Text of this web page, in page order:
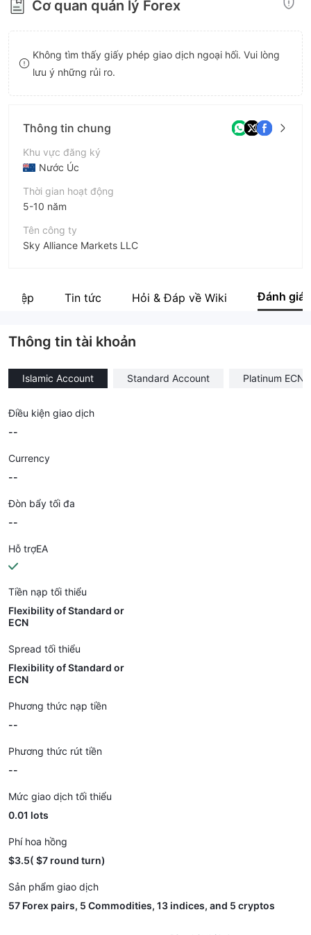
8
9
99
Cơ quan quản lý Forex
Không tìm thấy giấy phép giao dịch ngoại hối. Vui lòng
lưu ý những rủi ro.
Thông tin chung
Khu vực đăng ký
Nước Úc
Thời gian hoạt động
5-10 năm
Tên công ty
Sky Alliance Markets LLC
Nhân viên doanh nghiệp
Tin tức Hỏi & Đáp về Wiki Đánh giá
Thông tin tài khoản
Islamic Account Standard Account Platinum ECN
Điều kiện giao dịch
--
Currency
--
Đòn bẩy tối đa
--
Hỗ trợEA
Tiền nạp tối thiểu
Flexibility of Standard or
ECN
Spread tối thiểu
Flexibility of Standard or
ECN
Phương thức nạp tiền
--
Phương thức rút tiền
--
Mức giao dịch tối thiểu
0.01 lots
Phí hoa hồng
$3.5( $7 round turn)
Sản phẩm giao dịch
57 Forex pairs, 5 Commodities, 13 indices, and 5 cryptos